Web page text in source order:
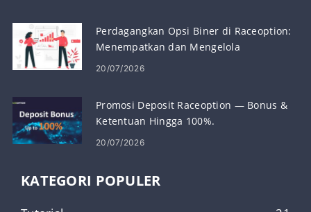
Perdagangkan Opsi Biner di Raceoption:
Menempatkan dan Mengelola
Perdagangan
20/07/2026
Promosi Deposit Raceoption — Bonus &
Ketentuan Hingga 100%.
20/07/2026
KATEGORI POPULER